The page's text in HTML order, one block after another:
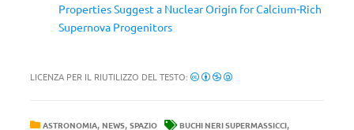
Properties Suggest a Nuclear Origin for Calcium-Rich
Supernova Progenitors
LICENZA PER IL RIUTILIZZO DEL TESTO:
ASTRONOMIA, NEWS, SPAZIO BUCHI NERI SUPERMASSICCI,